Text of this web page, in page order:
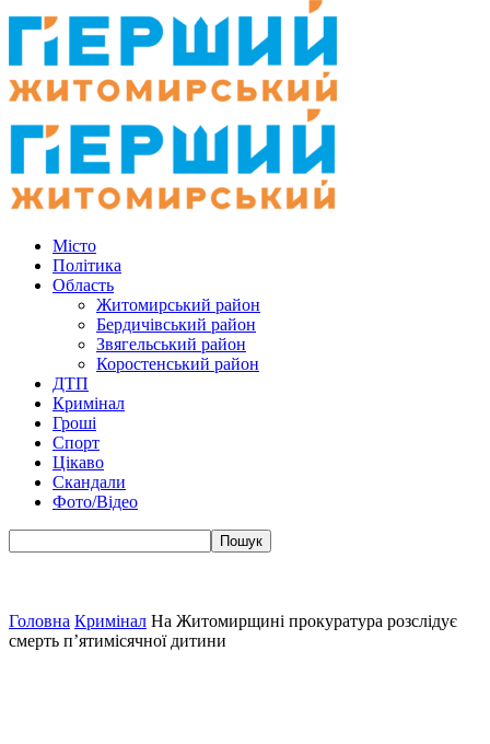
Місто
Політика
Область
Житомирський район
Бердичівський район
Звягельський район
Коростенський район
ДТП
Кримінал
Гроші
Спорт
Цікаво
Скандали
Фото/Відео
Головна Кримінал На Житомирщині прокуратура розслідує
смерть п’ятимісячної дитини